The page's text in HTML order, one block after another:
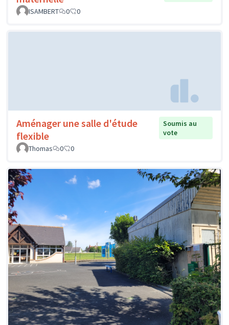
ISAMBERT
0 0
Aménager une salle d'étude
flexible
Soumis au
vote
Thomas
0 0